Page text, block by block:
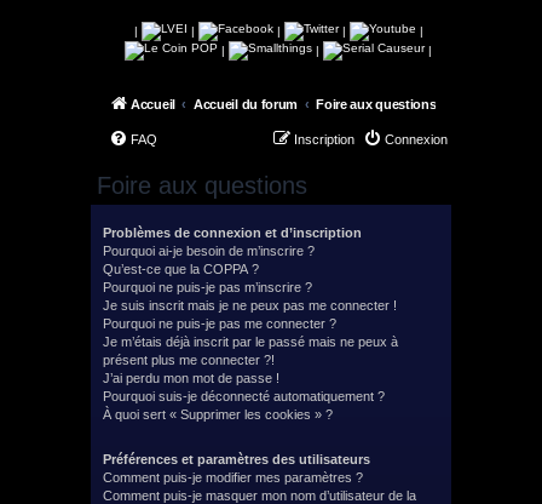
| | | |
|
|
| |
Accueil Accueil du forum Foire aux questions
FAQ Connexion
Inscription
Foire aux questions
Problèmes de connexion et d’inscription
Pourquoi ai-je besoin de m’inscrire ?
Qu’est-ce que la COPPA ?
Pourquoi ne puis-je pas m’inscrire ?
Je suis inscrit mais je ne peux pas me connecter !
Pourquoi ne puis-je pas me connecter ?
Je m’étais déjà inscrit par le passé mais ne peux à
présent plus me connecter ?!
J’ai perdu mon mot de passe !
Pourquoi suis-je déconnecté automatiquement ?
À quoi sert « Supprimer les cookies » ?
Préférences et paramètres des utilisateurs
Comment puis-je modifier mes paramètres ?
Comment puis-je masquer mon nom d’utilisateur de la